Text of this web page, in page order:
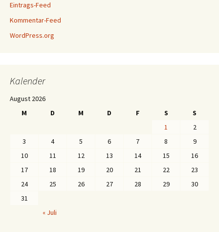
Eintrags-Feed
Kommentar-Feed
WordPress.org
Kalender
August 2026
M
D M D F S
S
1
2
3
4 5 6 7 8
9
10
11 12 13 14 15
16
17
18 19 20 21 22
23
24
25 26 27 28 29
30
31
« Juli